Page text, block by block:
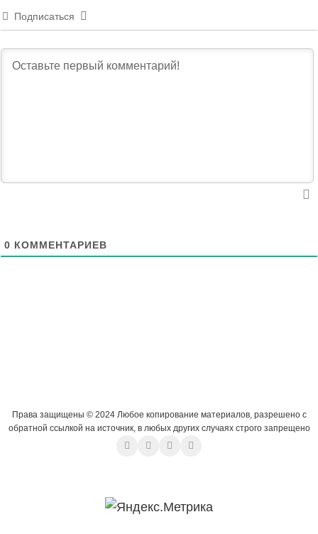
Подписаться
0 КОММЕНТАРИЕВ
Права защищены © 2024 Любое копирование материалов, разрешено с
обратной ссылкой на источник, в любых других случаях строго запрещено